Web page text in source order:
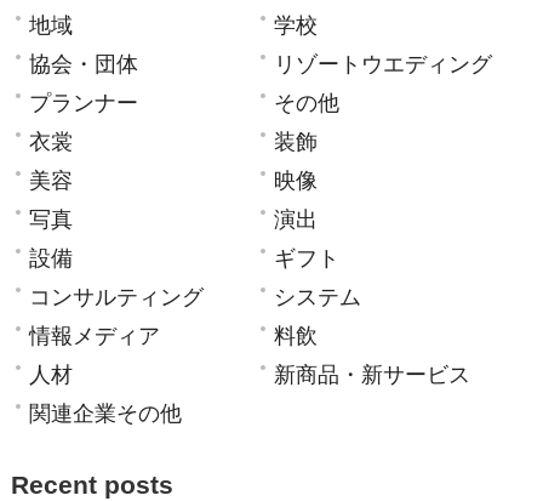
地域
学校
協会・団体
リゾートウエディング
プランナー
その他
衣裳
装飾
美容
映像
写真
演出
設備
ギフト
コンサルティング
システム
情報メディア
料飲
人材
新商品・新サービス
関連企業その他
Recent posts